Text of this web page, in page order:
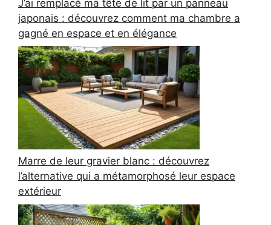
J’ai remplacé ma tête de lit par un panneau
japonais : découvrez comment ma chambre a
gagné en espace et en élégance
Marre de leur gravier blanc : découvrez
l’alternative qui a métamorphosé leur espace
extérieur